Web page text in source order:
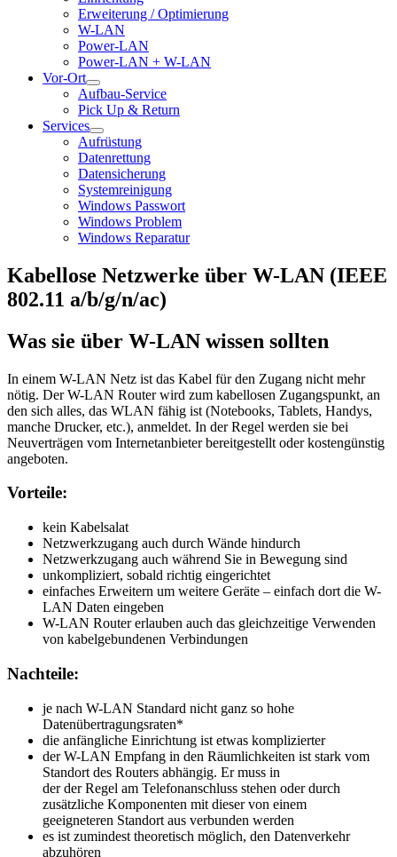
Erweiterung / Optimierung
W-LAN
Power-LAN
Power-LAN + W-LAN
Vor-Ort
Aufbau-Service
Pick Up & Return
Services
Aufrüstung
Datenrettung
Datensicherung
Systemreinigung
Windows Passwort
Windows Problem
Windows Reparatur
Kabellose Netzwerke über W-LAN (IEEE
802.11 a/b/g/n/ac)
Was sie über W-LAN wissen sollten
In einem W-LAN Netz ist das Kabel für den Zugang nicht mehr
nötig. Der W-LAN Router wird zum kabellosen Zugangspunkt, an
den sich alles, das WLAN fähig ist (Notebooks, Tablets, Handys,
manche Drucker, etc.), anmeldet. In der Regel werden sie bei
Neuverträgen vom Internetanbieter bereitgestellt oder kostengünstig
angeboten.
Vorteile:
kein Kabelsalat
Netzwerkzugang auch durch Wände hindurch
Netzwerkzugang auch während Sie in Bewegung sind
unkompliziert, sobald richtig eingerichtet
einfaches Erweitern um weitere Geräte – einfach dort die W-
LAN Daten eingeben
W-LAN Router erlauben auch das gleichzeitige Verwenden
von kabelgebundenen Verbindungen
Nachteile:
je nach W-LAN Standard nicht ganz so hohe
Datenübertragungsraten*
die anfängliche Einrichtung ist etwas komplizierter
der W-LAN Empfang in den Räumlichkeiten ist stark vom
Standort des Routers abhängig. Er muss in
der der Regel am Telefonanschluss stehen oder durch
zusätzliche Komponenten mit dieser von einem
geeigneteren Standort aus verbunden werden
es ist zumindest theoretisch möglich, den Datenverkehr
abzuhören